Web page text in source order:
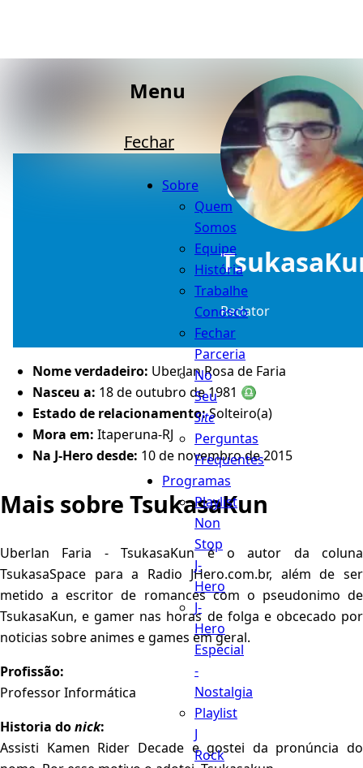
Menu
Fechar
Sobre
Quem
Somos
Equipe
História
Trabalhe
Conosco
Fechar
Parceria
No
Seu
Site
Perguntas
Frequentes
Programas
Playlist
Non
Stop
J-
Hero
J-
Hero
Especial
-
Nostalgia
Playlist
J
Rock
Redator
Nome verdadeiro: Uberlan Rosa de Faria
Nasceu a: 18 de outubro de 1981 ♎️
Estado de relacionamento:Solteiro(a)
Mora em: Itaperuna-RJ
Na J-Hero desde: 10 de novembro de 2015
Mais sobre TsukasaKun
Uberlan Faria - TsukasaKun é o autor da coluna
TsukasaSpace para a Radio JHero.com.br, além de ser
metido a escritor de romances com o pseudonimo de
TsukasaKun, e gamer nas horas de folga e obcecado por
noticias sobre animes e games em geral.
Profissão:
Professor Informática
Historia donick:
Assisti Kamen Rider Decade e gostei da pronúncia do